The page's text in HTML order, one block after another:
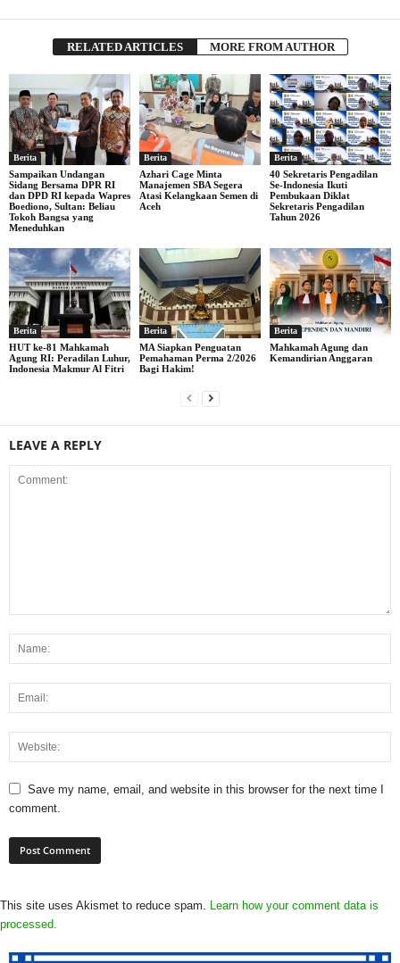
RELATED ARTICLES MORE FROM AUTHOR
Berita
Sampaikan Undangan
Sidang Bersama DPR RI
dan DPD RI kepada Wapres
Boediono, Sultan: Beliau
Tokoh Bangsa yang
Meneduhkan
Berita
Azhari Cage Minta
Manajemen SBA Segera
Atasi Kelangkaan Semen di
Aceh
Berita
40 Sekretaris Pengadilan
Se-Indonesia Ikuti
Pembukaan Diklat
Sekretaris Pengadilan
Tahun 2026
Berita
HUT ke-81 Mahkamah
Agung RI: Peradilan Luhur,
Indonesia Makmur Al Fitri
Berita
MA Siapkan Penguatan
Pemahaman Perma 2/2026
Bagi Hakim!
Berita
Mahkamah Agung dan
Kemandirian Anggaran
LEAVE A REPLY
Save my name, email, and website in this browser for the next time I
comment.
This site uses Akismet to reduce spam. Learn how your comment data is
processed.